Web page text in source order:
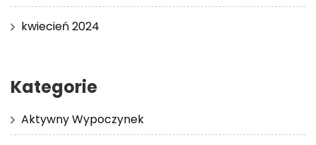
kwiecień 2024
Kategorie
Aktywny Wypoczynek